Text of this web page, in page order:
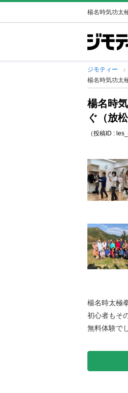
楊名時気功太
ジモティー
楊名時気功太
楊名時
ぐ（放
（投稿ID :
楊名時太極
初心者もそ
無料体験で